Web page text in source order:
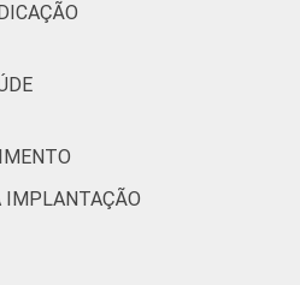
32
29
da-
IMPLANTAÇÃO